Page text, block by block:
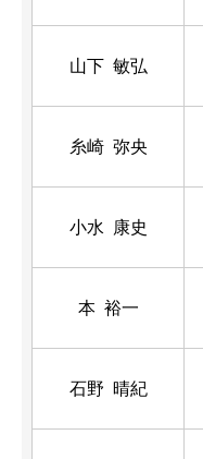
山下 敏弘
糸崎 弥央
小水 康史
本 裕一
石野 晴紀